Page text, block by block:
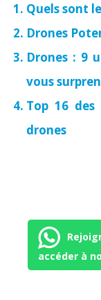
Quels sont
Drones
Drones : 9
vous
Top 16
drones
accéder à